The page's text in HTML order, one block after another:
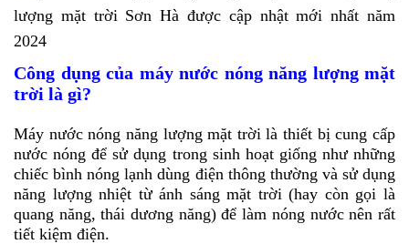
lượng mặt trời Sơn Hà được cập nhật mới nhất năm
2024
Công dụng của máy nước nóng năng lượng mặt
trời là gì?
Máy nước nóng năng lượng mặt trời là thiết bị cung cấp
nước nóng để sử dụng trong sinh hoạt giống như những
chiếc bình nóng lạnh dùng điện thông thường và sử dụng
năng lượng nhiệt từ ánh sáng mặt trời (hay còn gọi là
quang năng, thái dương năng) để làm nóng nước nên rất
tiết kiệm điện.